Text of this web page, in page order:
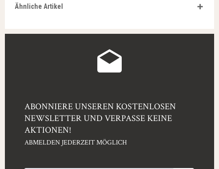
Ähnliche Artikel
ABONNIERE UNSEREN KOSTENLOSEN
NEWSLETTER UND VERPASSE KEINE
AKTIONEN!
ABMELDEN JEDERZEIT MÖGLICH